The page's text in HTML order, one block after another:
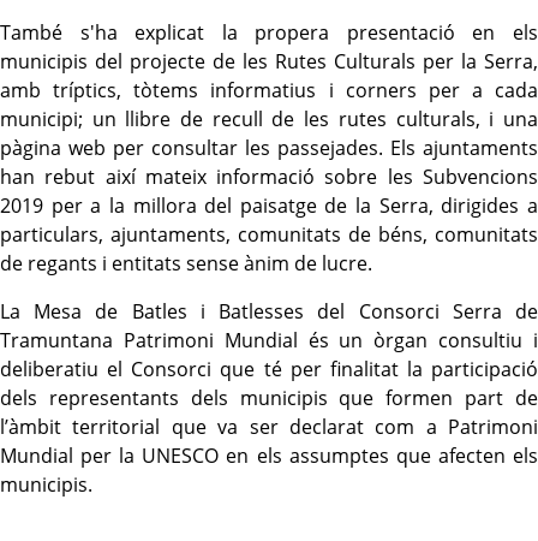
També s'ha explicat la propera presentació en els
municipis del projecte de les Rutes Culturals per la Serra,
amb tríptics, tòtems informatius i corners per a cada
municipi; un llibre de recull de les rutes culturals, i una
pàgina web per consultar les passejades. Els ajuntaments
han rebut així mateix informació sobre les Subvencions
2019 per a la millora del paisatge de la Serra, dirigides a
particulars, ajuntaments, comunitats de béns, comunitats
de regants i entitats sense ànim de lucre.
La Mesa de Batles i Batlesses del Consorci Serra de
Tramuntana Patrimoni Mundial és un òrgan consultiu i
deliberatiu el Consorci que té per finalitat la participació
dels representants dels municipis que formen part de
l’àmbit territorial que va ser declarat com a Patrimoni
Mundial per la UNESCO en els assumptes que afecten els
municipis.